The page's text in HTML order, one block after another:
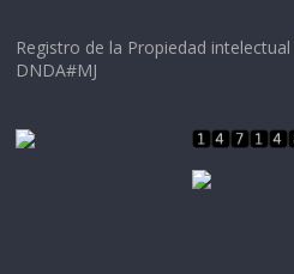
Registro de la Propiedad
DNDA#MJ